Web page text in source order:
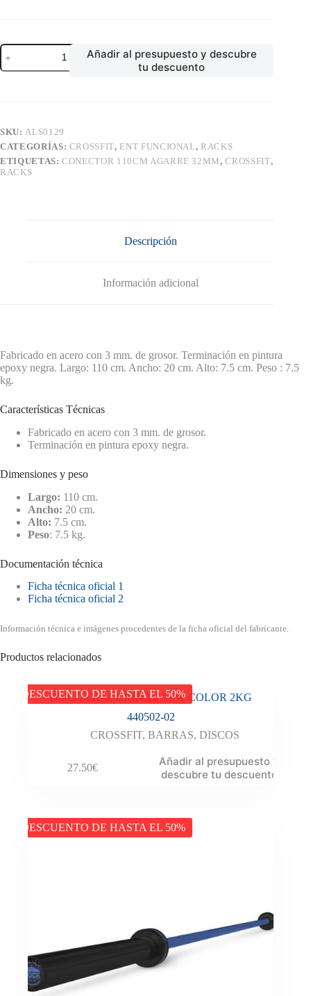
CONECTOR
110CM
AGARRE
Añadir al presupuesto y descubre
tu descuento
SKU: ALS0129
CATEGORÍAS: CROSSFIT, ENT FUNCIONAL, RACKS
ETIQUETAS:CONECTOR 110CM AGARRE 32MM,CROSSFIT,
RACKS
Descripción
Información adicional
Fabricado en acero con 3 mm. de grosor. Terminación en pintura
epoxy negra. Largo: 110 cm. Ancho: 20 cm. Alto: 7.5 cm. Peso : 7.5
kg.
Características Técnicas
Fabricado en acero con 3 mm. de grosor.
Terminación en pintura epoxy negra.
Dimensiones y peso
Largo: 110 cm.
Ancho: 20 cm.
Alto: 7.5 cm.
Peso: 7.5 kg.
Documentación técnica
Ficha técnica oficial 1
Ficha técnica oficial 2
Información técnica e imágenes procedentes de la ficha oficial del fabricante.
Productos relacionados
DESCUENTO DE HASTA EL 50%
DISCO FRACCIONAL AFW COLOR 2KG
440502-02
CROSSFIT, BARRAS, DISCOS
27.50€
Añadir al presupuesto y
descubre tu descuento
DESCUENTO DE HASTA EL 50%